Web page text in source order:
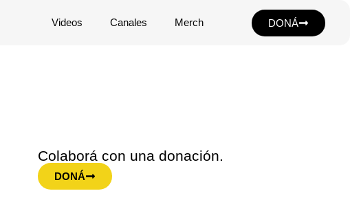
Videos Canales Merch DONÁ
Colaborá con una donación.
DONÁ